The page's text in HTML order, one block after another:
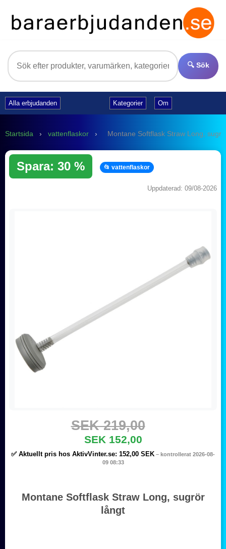
🔍 Sök
Alla erbjudanden Kategorier Om
Startsida › vattenflaskor › Montane Softflask Straw Long,
Spara: 30 % 📂 vattenflaskor
Uppdaterad: 09/08-2026
SEK 219,00
SEK 152,00
✅ Aktuellt pris hos AktivVinter.se: 152,00 SEK – kontrollerat 2026-08-
09 08:33
Montane Softflask Straw Long, sugrör
långt